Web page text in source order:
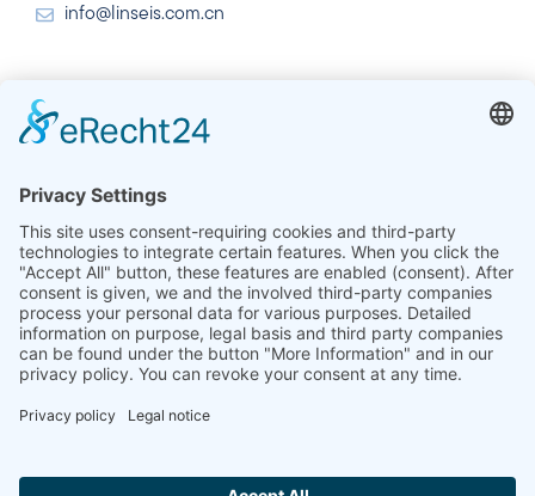
info@linseis.com.cn
インド
Linseis Thermal Analysis India Pvt. Ltd.
Sector 23, Dwarka, 110077 New Delhi
+91-11-42883851
sales@linseis.in